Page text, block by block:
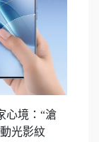
心境：“滄
光影紋